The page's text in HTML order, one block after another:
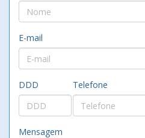
E-mail
DDD Telefone
Mensagem